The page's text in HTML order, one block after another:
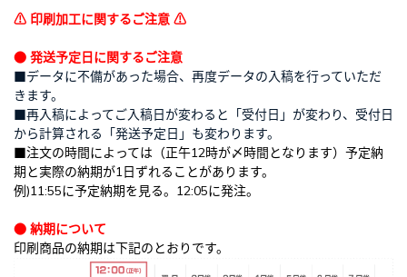
⚠ 印刷加工に関するご注意 ⚠
● 発送予定日に関するご注意
■データに不備があった場合、再度データの入稿を行っていただ
きます。
■再入稿によってご入稿日が変わると「受付日」が変わり、受付日
から計算される「発送予定日」も変わります。
■注文の時間によっては（正午12時が〆時間となります）予定納
期と実際の納期が1日ずれることがあります。
例)11:55に予定納期を見る。12:05に発注。
● 納期について
印刷商品の納期は下記のとおりです。